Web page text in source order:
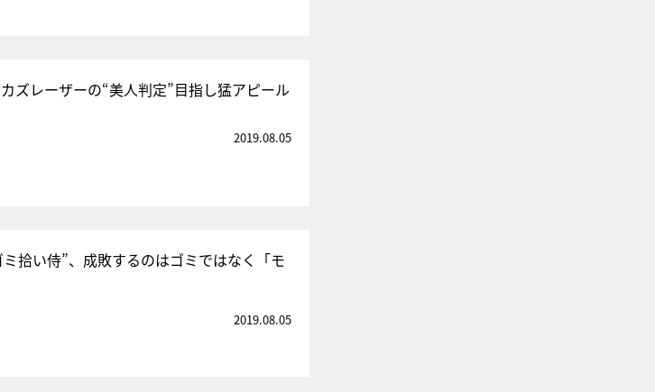
ズレーザーの“美人判定”目指し猛アピール
2019.08.05
拾い侍”、成敗するのはゴミではなく「モ
2019.08.05